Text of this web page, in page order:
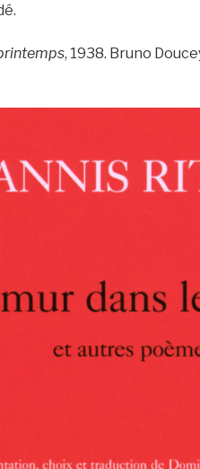
, 1938. Bruno